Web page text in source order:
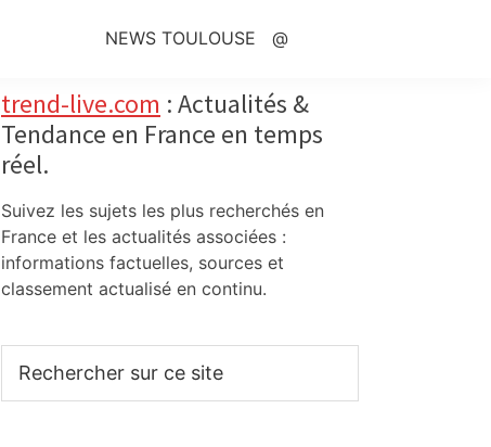
NEWS TOULOUSE @
Primary
Sidebar
trend-live.com : Actualités &
Tendance en France en temps
réel.
Suivez les sujets les plus recherchés en
France et les actualités associées :
informations factuelles, sources et
classement actualisé en continu.
sur